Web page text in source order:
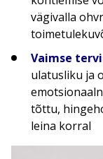
vägivalla
Vaimse
ulatusliku ja
tõttu,
leina korral